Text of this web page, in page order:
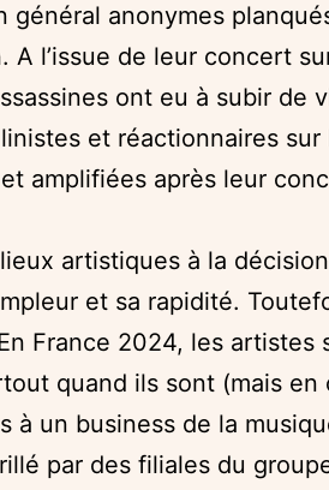
général anonymes
A l’issue de leur concert
ont eu à subir de
et réactionnaires sur
amplifiées après leur
artistiques à la
et sa rapidité.
France 2024, les artistes
quand ils sont (mais en
à un business de la
par des filiales du